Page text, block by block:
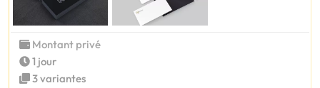
Montant privé
1 jour
3 variantes